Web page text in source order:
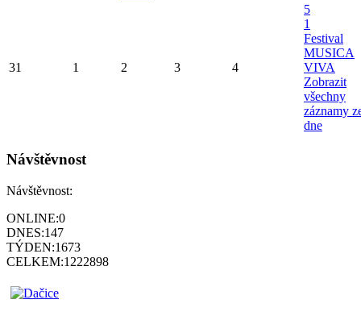
31 1 2 3 4
5
1
Festival
MUSICA
VIVA
Zobrazit
všechny
záznamy
dne
Návštěvnost
Návštěvnost:
ONLINE:0
DNES:147
TÝDEN:1673
CELKEM:1222898